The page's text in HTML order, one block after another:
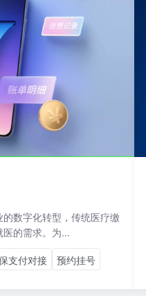
数字化转型，传统医疗缴
的需求。为...
支付对接 预约挂号